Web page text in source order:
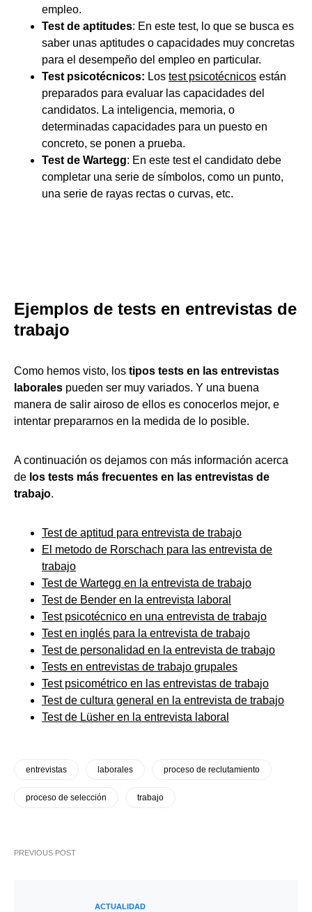
empleo.
Test de aptitudes: En este test, lo que se busca es
saber unas aptitudes o capacidades muy concretas
para el desempeño del empleo en particular.
Test psicotécnicos: Los test psicotécnicos están
preparados para evaluar las capacidades del
candidatos. La inteligencia, memoria, o
determinadas capacidades para un puesto en
concreto, se ponen a prueba.
Test de Wartegg: En este test el candidato debe
completar una serie de símbolos, como un punto,
una serie de rayas rectas o curvas, etc.
Ejemplos de tests en entrevistas de
trabajo
Como hemos visto, los tipos tests en las entrevistas
laborales pueden ser muy variados. Y una buena
manera de salir airoso de ellos es conocerlos mejor, e
intentar prepararnos en la medida de lo posible.
A continuación os dejamos con más información acerca
de los tests más frecuentes en las entrevistas de
trabajo.
Test de aptitud para entrevista de trabajo
El metodo de Rorschach para las entrevista de
trabajo
Test de Wartegg en la entrevista de trabajo
Test de Bender en la entrevista laboral
Test psicotécnico en una entrevista de trabajo
Test en inglés para la entrevista de trabajo
Test de personalidad en la entrevista de trabajo
Tests en entrevistas de trabajo grupales
Test psicométrico en las entrevistas de trabajo
Test de cultura general en la entrevista de trabajo
Test de Lüsher en la entrevista laboral
entrevistas laborales proceso de reclutamiento
proceso de selección trabajo
PREVIOUS POST
ACTUALIDAD